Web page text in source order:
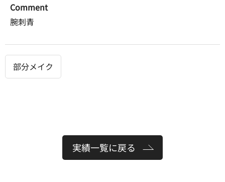
Comment
腕刺青
部分メイク
実績一覧に戻る